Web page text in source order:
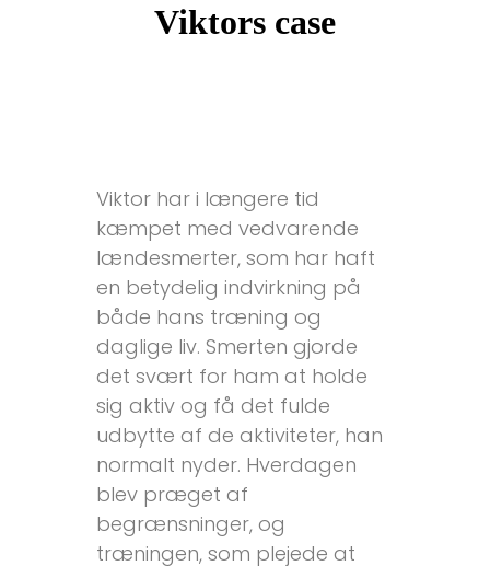
Viktors case
Viktor har i længere tid
kæmpet med vedvarende
lændesmerter, som har haft
en betydelig indvirkning på
både hans træning og
daglige liv. Smerten gjorde
det svært for ham at holde
sig aktiv og få det fulde
udbytte af de aktiviteter, han
normalt nyder. Hverdagen
blev præget af
begrænsninger, og
træningen, som plejede at